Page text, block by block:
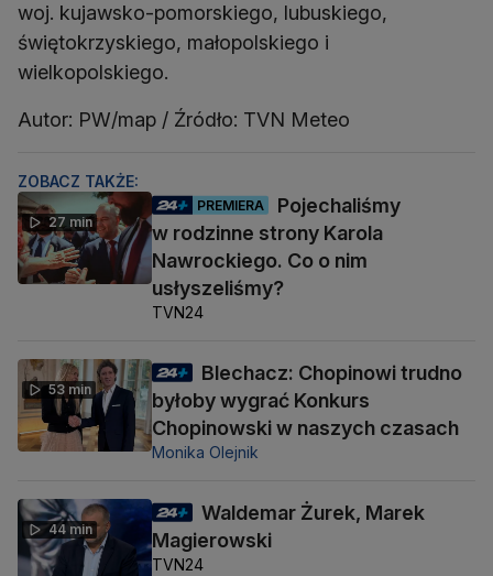
woj. kujawsko-pomorskiego, lubuskiego,
świętokrzyskiego, małopolskiego i
wielkopolskiego.
Autor: PW/map / Źródło: TVN Meteo
ZOBACZ TAKŻE:
27 min
PREMIERA
Pojechaliśmy
w rodzinne strony Karola
Nawrockiego. Co o nim
usłyszeliśmy?
TVN24
53 min
Blechacz: Chopinowi trudno
byłoby wygrać Konkurs
Chopinowski w naszych czasach
Monika Olejnik
44 min
Waldemar Żurek, Marek
Magierowski
TVN24